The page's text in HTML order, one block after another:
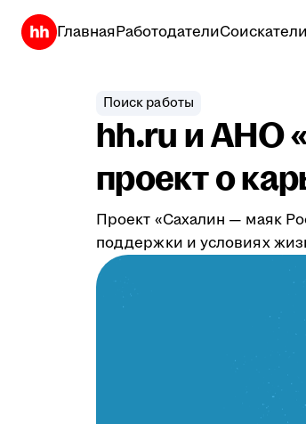
ГлавнаяРаботодателиСоискатели
Поиск работы
hh.ru и АНО
проект о
Проект «Сахалин — маяк
поддержки и условиях